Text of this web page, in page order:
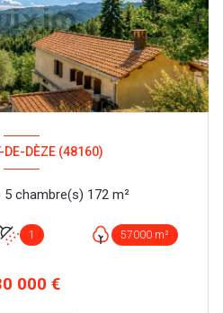
DE-DÈZE (48160)
Mas 9 pièce(s) 5 chambre(s) 172 m²
1 57000 m²
000 €